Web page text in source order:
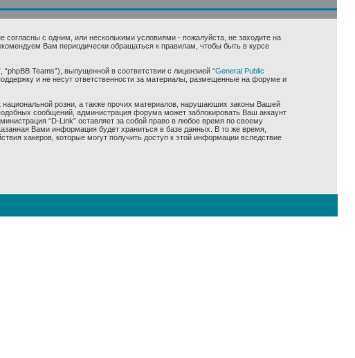
с одним, или несколькими условиями - пожалуйста, не заходите на
Вам периодически обращаться к правилам, чтобы быть в курсе
Teams”), выпущенной в соответствии с лицензией “General Public
и не несут ответственности за материалы, размещенные на форуме и
национальной розни, а также прочих материалов, нарушаюших законы Вашей
сообщений, администрация форума может заблокировать Ваш аккаунт
“D-Link” оставляет за собой право в любое время по своему
Вами информация будет храниться в базе данных. В то же время,
хакеров, которые могут получить доступ к этой информации вследствие